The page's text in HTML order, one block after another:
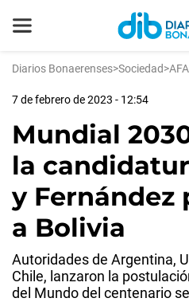
Diarios Bonaerenses>Sociedad>AFA
7 de febrero de 2023 - 12:54
Mundial
la
y Fernández
a Bolivia
Autoridades de Argentina,
Chile, lanzaron la
del Mundo del centenario